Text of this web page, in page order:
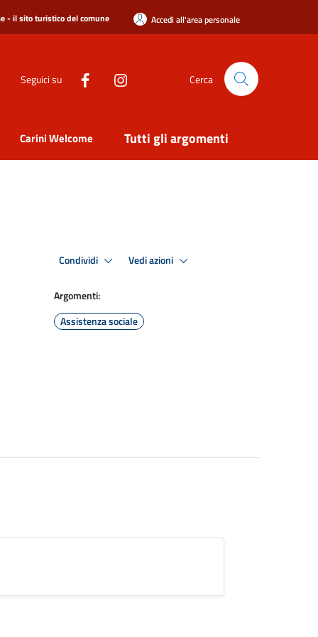
- il sito turistico del comune Accedi all'area personale
Seguici su Cerca
Carini Welcome Tutti gli argomenti
Condividi Vedi azioni
Argomenti:
Assistenza sociale